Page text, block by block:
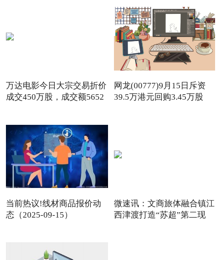
万达电影今日大宗交易折价
成交450万股，成交额5652
网龙(00777)9月15日斥资
39.5万港元回购3.45万股
当前热议!线材商品报价动
态（2025-09-15）
微速讯：文商旅体融合镇江
西津渡打造“苏超”第二现